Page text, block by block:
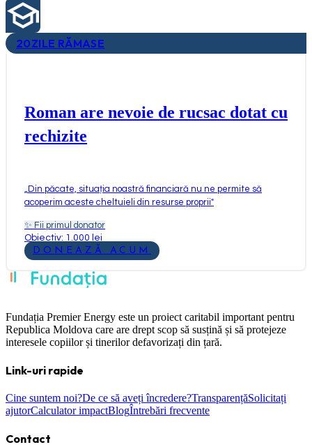
20ZILE RĂMASE
Roman are nevoie de rucsac dotat cu
rechizite
Din păcate, situația noastră financiară nu ne permite să
acoperim aceste cheltuieli din resurse proprii"
✨ Fii primul donator
Obiectiv: 1.000 lei
DONEAZĂ ACUM
Fundația Premier Energy este un proiect caritabil important pentru
Republica Moldova care are drept scop să susțină și să protejeze
interesele copiilor și tinerilor defavorizați din țară.
Link-uri rapide
Cine suntem noi?De ce să aveți încredere?TransparențăSolicitați
ajutorCalculator impactBlogÎntrebări frecvente
Contact